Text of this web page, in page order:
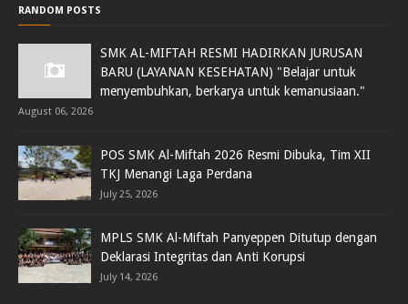
RANDOM POSTS
SMK AL-MIFTAH RESMI HADIRKAN JURUSAN
BARU (LAYANAN KESEHATAN) "Belajar untuk
menyembuhkan, berkarya untuk kemanusiaan."
August 06, 2026
POS SMK Al-Miftah 2026 Resmi Dibuka, Tim XII
TKJ Menangi Laga Perdana
July 25, 2026
MPLS SMK Al-Miftah Panyeppen Ditutup dengan
Deklarasi Integritas dan Anti Korupsi
July 14, 2026